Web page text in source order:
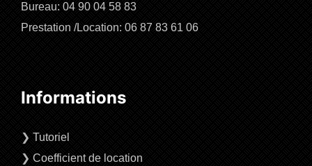
Bureau: 04 90 04 58 83
Prestation /Location: 06 87 83 61 06
Informations
❯ Tutoriel
❯ Coefficient de location